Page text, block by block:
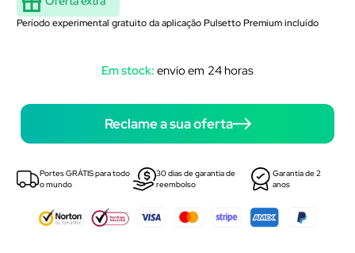
Período experimental gratuito da aplicação Pulsetto Premium incluído
Em stock: envio em 24 horas
Reclame a sua oferta
Portes GRÁTIS para todo
o mundo
30 dias de garantia de
reembolso
Garantia de 2
anos